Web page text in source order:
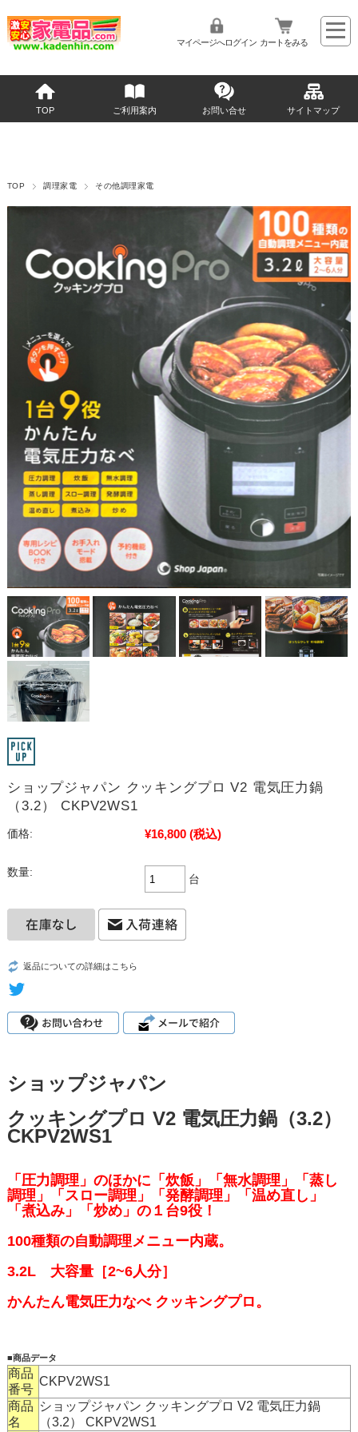
マイページへログイン カートをみる
TOP ご利用案内 お問い合せ サイトマップ
TOP 調理家電 その他調理家電
ショップジャパン クッキングプロ V2 電気圧力鍋
（3.2） CKPV2WS1
価格: ¥16,800 (税込)
数量:
台
返品についての詳細はこちら
ショップジャパン
クッキングプロ V2 電気圧力鍋（3.2）
CKPV2WS1
「圧力調理」のほかに「炊飯」「無水調理」「蒸し
調理」「スロー調理」「発酵調理」「温め直し」
「煮込み」「炒め」の１台9役！
100種類の自動調理メニュー内蔵。
3.2L 大容量［2~6人分］
かんたん電気圧力なべ クッキングプロ。
■商品データ
商品
番号
CKPV2WS1
商品
名
ショップジャパン クッキングプロ V2 電気圧力鍋
（3.2） CKPV2WS1